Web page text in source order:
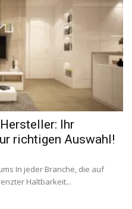
Ihr
richtigen Auswahl!
In jeder Branche, die auf
Haltbarkeit...